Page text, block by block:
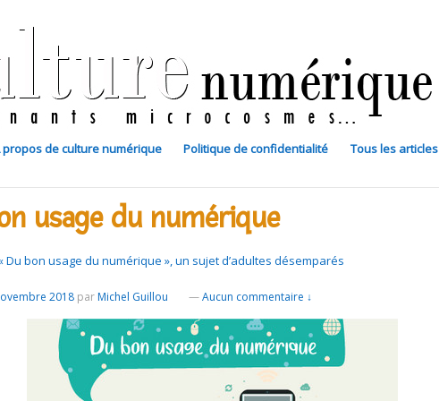
propos de culture numérique Politique de confidentialité Tous les articles
usage du numérique
Du bon usage du numérique », un sujet d’adultes désemparés
2018 par Michel Guillou —Aucun commentaire ↓